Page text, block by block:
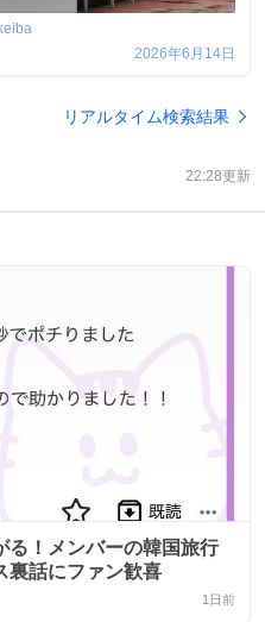
2026年6月14日
リアルタイム検索結果
22:28更新
る！メンバーの韓国旅行
裏話にファン歓喜
1日前